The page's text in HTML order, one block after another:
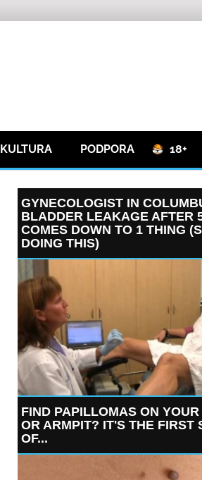
KULTURA PODPORA 18+
GYNECOLOGIST IN
BLADDER LEAKAGE AFTER
COMES DOWN TO 1 THING
DOING THIS)
FIND PAPILLOMAS ON
OR ARMPIT? IT'S THE FIRST
OF...